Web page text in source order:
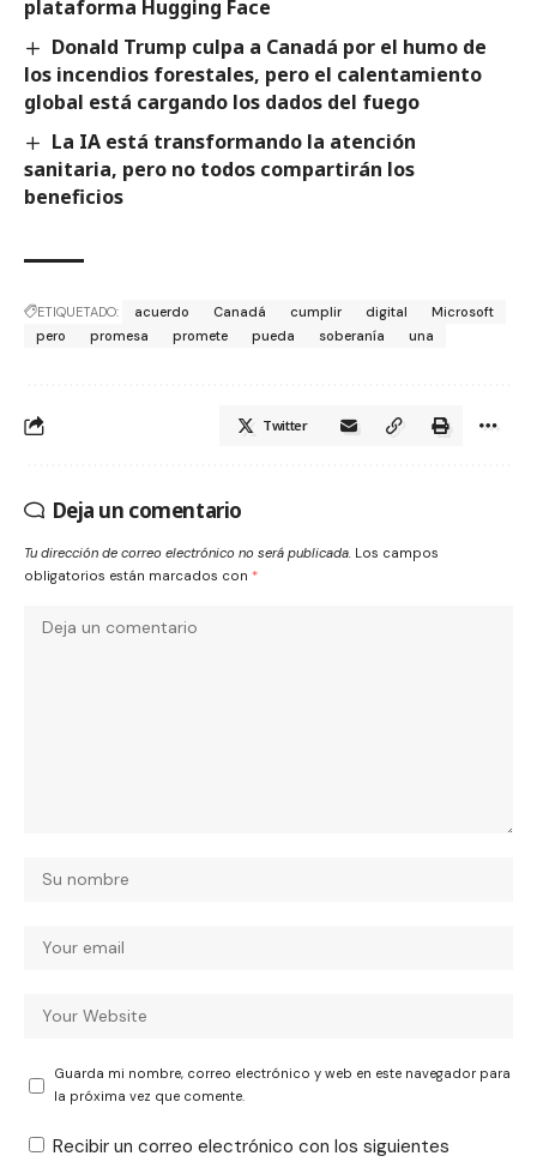
plataforma Hugging Face
Donald Trump culpa a Canadá por el humo de
los incendios forestales, pero el calentamiento
global está cargando los dados del fuego
La IA está transformando la atención
sanitaria, pero no todos compartirán los
beneficios
ETIQUETADO: acuerdo Canadá cumplir digital
Microsoft
pero
promesa promete pueda soberanía una
Twitter
Deja un comentario
Tu dirección de correo electrónico no será publicada. Los campos
obligatorios están marcados con *
Guarda mi nombre, correo electrónico y web en este navegador para
la próxima vez que comente.
Recibir un correo electrónico con los siguientes